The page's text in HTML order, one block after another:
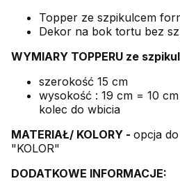
Topper ze szpikulcem
Dekor na bok tortu bez
WYMIARY TOPPERU ze
szerokość 15 cm
wysokość : 19 cm = 10
kolec do wbicia
MATERIAŁ/ KOLORY - opcja
"KOLOR"
DODATKOWE INFORMACJE: